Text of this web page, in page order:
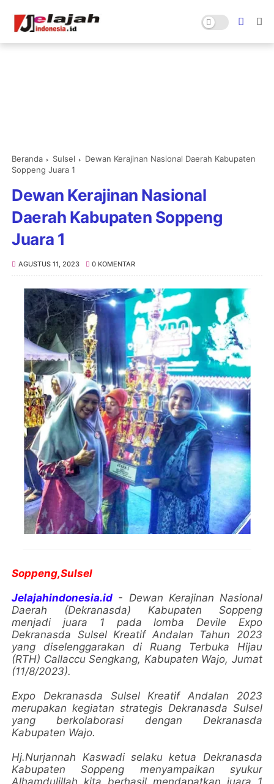
Beranda Sulsel
Dewan Kerajinan Nasional Daerah Kabupaten
Soppeng Juara 1
Dewan Kerajinan Nasional
Daerah Kabupaten Soppeng
Juara 1
AGUSTUS 11, 2023 0 KOMENTAR
Soppeng,Sulsel
Jelajahindonesia.id - Dewan Kerajinan Nasional
Daerah (Dekranasda) Kabupaten Soppeng
menjadi juara 1 pada lomba Devile Expo
Dekranasda Sulsel Kreatif Andalan Tahun 2023
yang diselenggarakan di Ruang Terbuka Hijau
(RTH) Callaccu Sengkang, Kabupaten Wajo, Jumat
(11/8/2023).
Expo Dekranasda Sulsel Kreatif Andalan 2023
merupakan kegiatan strategis Dekranasda Sulsel
yang berkolaborasi dengan Dekranasda
Kabupaten Wajo.
Hj.Nurjannah Kaswadi selaku ketua Dekranasda
Kabupaten Soppeng menyampaikan syukur
Alhamdulillah kita berhasil mendapatkan juara 1